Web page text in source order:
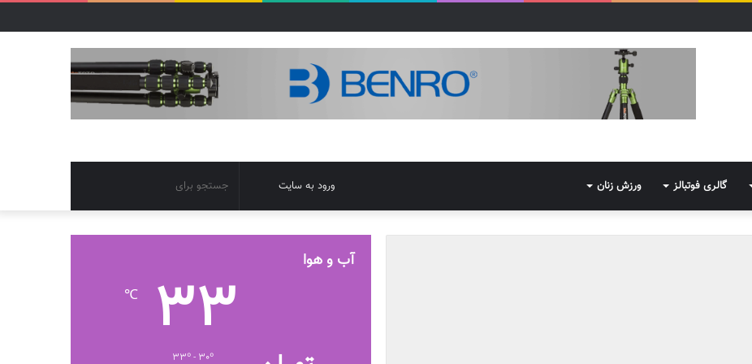
گالری فوتبالز ورزش زنان
برای
تغییر
پوسته
ورود به سایت
آب و هوا
33
℃